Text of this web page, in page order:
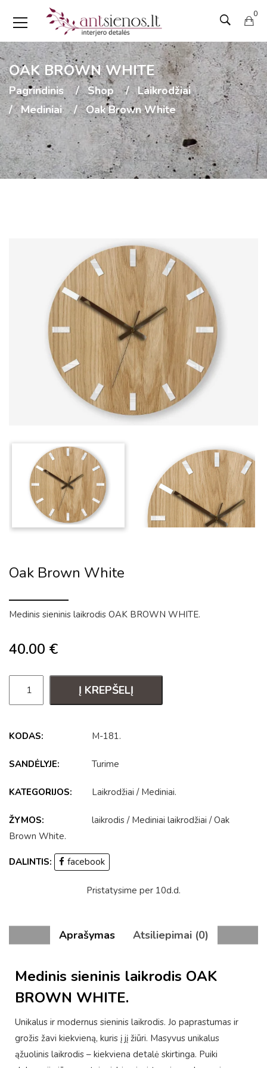
0
OAK BROWN WHITE
Pagrindinis Shop
Laikrodžiai
Mediniai
Oak Brown White
Oak Brown White
Medinis sieninis laikrodis OAK BROWN WHITE.
40.00 €
Į KREPŠELĮ
KODAS: M-181.
SANDĖLYJE: Turime
KATEGORIJOS: Laikrodžiai / Mediniai.
ŽYMOS: laikrodis / Mediniai laikrodžiai /Oak
Brown White.
DALINTIS: facebook
Pristatysime per 10d.d.
Aprašymas Atsiliepimai (0)
Medinis sieninis laikrodis OAK
BROWN WHITE.
Unikalus ir modernus sieninis laikrodis. Jo paprastumas ir
grožis žavi kiekvieną, kuris į jį žiūri. Masyvus unikalus
ąžuolinis laikrodis – kiekviena detalė skirtinga. Puiki